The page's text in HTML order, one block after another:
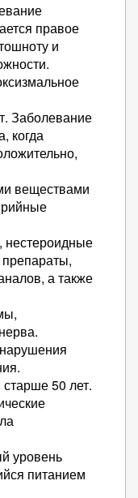
правое
и
Заболевание
когда
веществами
нестероидные
а также
50 лет.
уровень
питанием